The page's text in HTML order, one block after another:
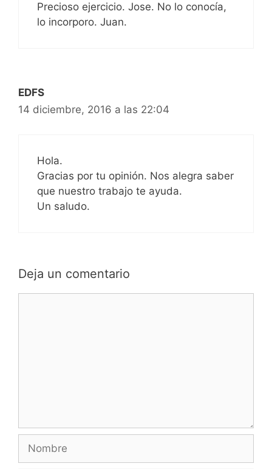
Precioso ejercicio. Jose. No lo conocía,
lo incorporo. Juan.
EDFS
14 diciembre, 2016 a las 22:04
Hola.
Gracias por tu opinión. Nos alegra saber
que nuestro trabajo te ayuda.
Un saludo.
Deja un comentario
Nombre